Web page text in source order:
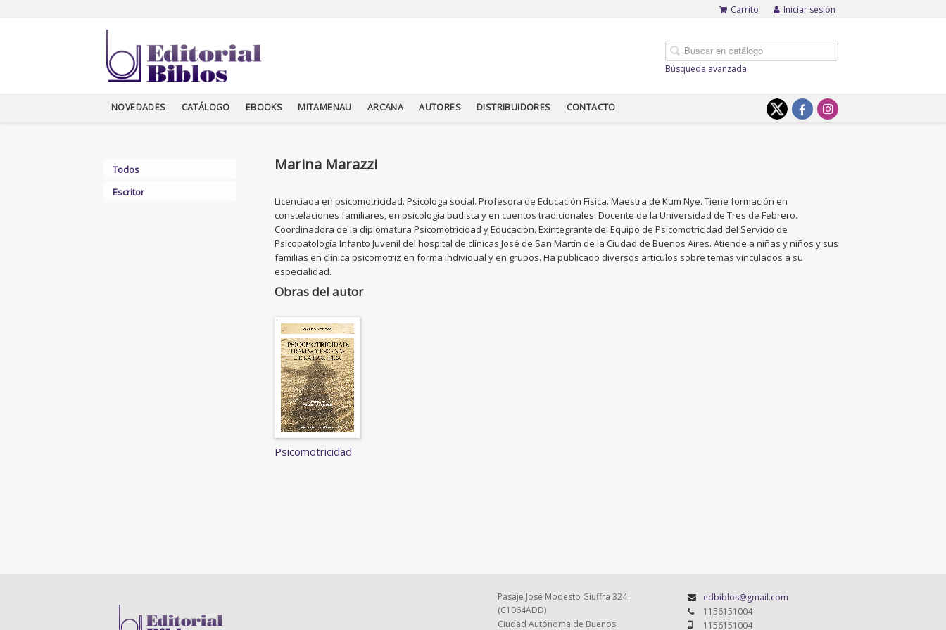
Carrito Iniciar sesión
Búsqueda avanzada
NOVEDADES CATÁLOGO EBOOKS MITAMENAU ARCANA AUTORES DISTRIBUIDORES CONTACTO
Todos
Escritor
Marina Marazzi
Licenciada en psicomotricidad. Psicóloga social. Profesora de Educación Física. Maestra de Kum Nye. Tiene formación en
constelaciones familiares, en psicología budista y en cuentos tradicionales. Docente de la Universidad de Tres de Febrero.
Coordinadora de la diplomatura Psicomotricidad y Educación. Exintegrante del Equipo de Psicomotricidad del Servicio de
Psicopatología Infanto Juvenil del hospital de clínicas José de San Martín de la Ciudad de Buenos Aires. Atiende a niñas y niños y sus
familias en clínica psicomotriz en forma individual y en grupos. Ha publicado diversos artículos sobre temas vinculados a su
especialidad.
Obras del autor
Psicomotricidad
Pasaje José Modesto Giuffra 324
(C1064ADD)
Ciudad Autónoma de Buenos
edbiblos@gmail.com
1156151004
1156151004